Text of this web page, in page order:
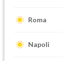
Roma
Napoli